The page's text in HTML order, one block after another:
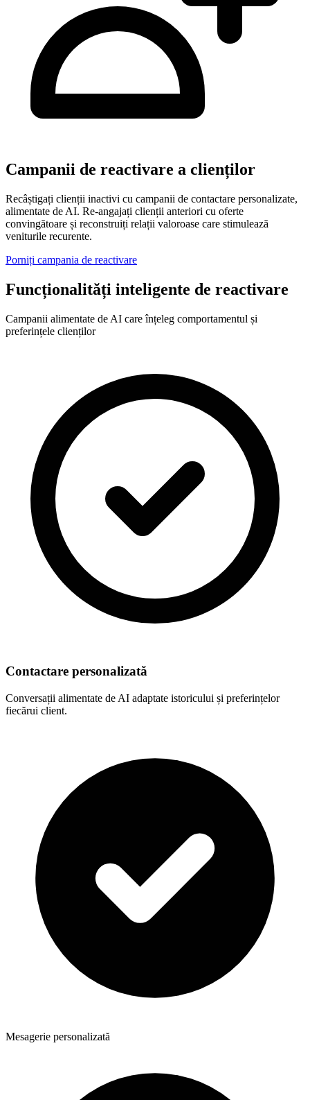
Campanii de reactivare a clienților
Recâștigați clienții inactivi cu campanii de contactare personalizate,
alimentate de AI. Re-angajați clienții anteriori cu oferte
convingătoare și reconstruiți relații valoroase care stimulează
veniturile recurente.
Porniți campania de reactivare
Funcționalități inteligente de reactivare
Campanii alimentate de AI care înțeleg comportamentul și
preferințele clienților
Contactare personalizată
Conversații alimentate de AI adaptate istoricului și preferințelor
fiecărui client.
Mesagerie personalizată